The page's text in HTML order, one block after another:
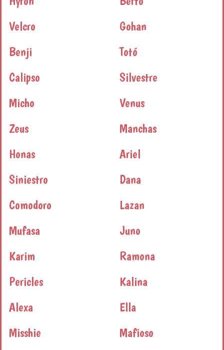
Velcro
Gohan
Benji
Totó
Calipso
Silvestre
Micho
Venus
Zeus
Manchas
Honas
Ariel
Siniestro
Dana
Comodoro
Lazan
Mufasa
Juno
Karim
Ramona
Pericles
Kalina
Alexa
Ella
Misshie
Mafioso